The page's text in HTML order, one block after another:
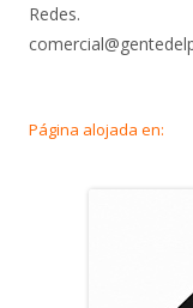
Redes.
Página alojada en: